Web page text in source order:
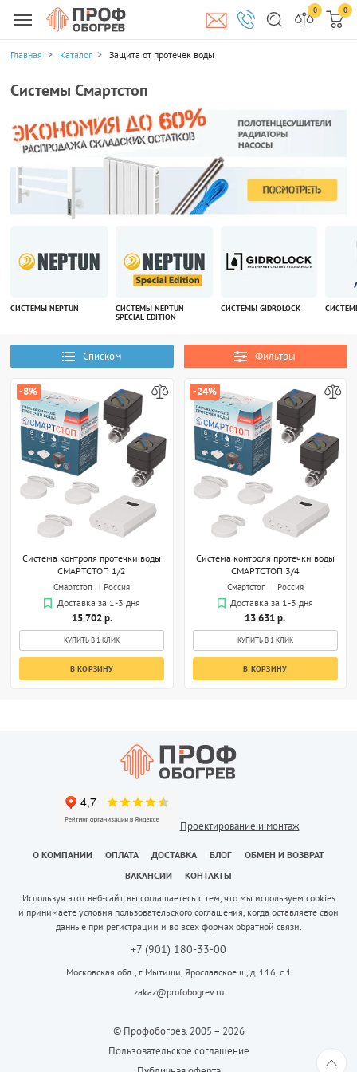
0 0
Главная Каталог Защита от протечек воды
Системы Смартстоп
СИСТЕМЫ NEPTUN
СИСТЕМЫ NEPTUN
SPECIAL EDITION
СИСТЕМЫ GIDROLOCK
Списком Фильтры
-8%
Система контроля протечки воды
СМАРТСТОП 1/2
Смартстоп
Россия
Доставка за 1-3 дня
15 702 р.
КУПИТЬ В 1 КЛИК
В КОРЗИНУ
-24%
Система контроля протечки воды
СМАРТСТОП 3/4
Смартстоп
Россия
Доставка за 1-3 дня
13 631 р.
КУПИТЬ В 1 КЛИК
В КОРЗИНУ
Проектирование и монтаж
О КОМПАНИИ ОПЛАТА ДОСТАВКА БЛОГ
ОБМЕН И ВОЗВРАТ
ВАКАНСИИ
КОНТАКТЫ
Используя этот веб-сайт, вы соглашаетесь с тем, что мы используем cookies
и принимаете условия пользовательского соглашения, когда оставляете свои
данные при регистрации и во всех формах обратной связи.
+7 (901) 180-33-00
Московская обл., г. Мытищи, Ярославское ш, д. 116, с 1
zakaz@profobogrev.ru
© Профобогрев. 2005 – 2026
Пользовательское соглашение